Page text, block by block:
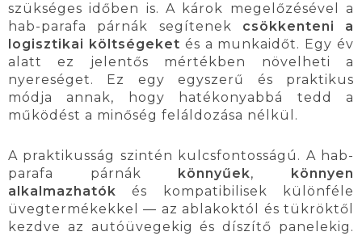
szükséges időben is. A károk megelőzésével a
hab-parafa párnák segítenek csökkenteni a
logisztikai költségeket és a munkaidőt. Egy év
alatt ez jelentős mértékben növelheti a
nyereséget. Ez egy egyszerű és praktikus
módja annak, hogy hatékonyabbá tedd a
működést a minőség feláldozása nélkül.
A praktikusság szintén kulcsfontosságú. A hab-
parafa párnák
könnyűek,
könnyen
alkalmazhatók és kompatibilisek különféle
üvegtermékekkel — az ablakoktól és tükröktől
kezdve az autóüvegekig és díszítő panelekig.